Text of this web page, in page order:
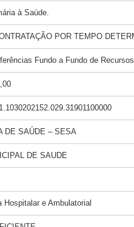
à Saúde.
POR TEMPO
Fundo a Fundo de
DE SAÚDE – SESA
DE SAUDE
e Ambulatorial